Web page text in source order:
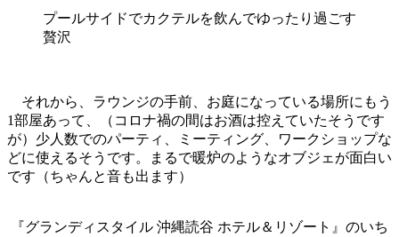
プールサイドでカクテルを飲んでゆったり過ごす
贅沢
それから、ラウンジの手前、お庭になっている場所にもう
1部屋あって、（コロナ禍の間はお酒は控えていたそうです
が）少人数でのパーティ、ミーティング、ワークショップな
どに使えるそうです。まるで暖炉のようなオブジェが面白い
です（ちゃんと音も出ます）
『グランディスタイル 沖縄読谷 ホテル＆リゾート』のいち